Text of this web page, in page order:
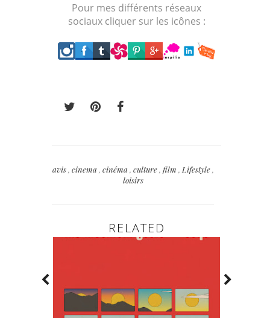
Pour mes différents réseaux
sociaux cliquer sur les icônes :
avis, cinema , cinéma , culture, film , Lifestyle,
loisirs
RELATED